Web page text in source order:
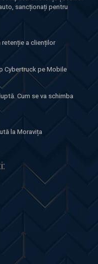
sancționați pentru
retenție a clienților
Cybertruck pe Mobile
Cum se va schimba
la Moravița